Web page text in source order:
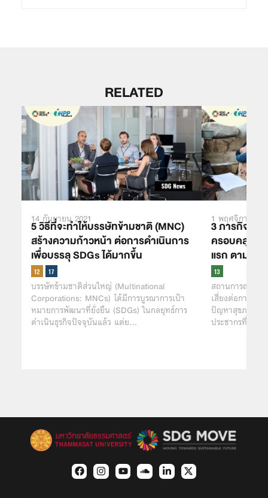
RELATED
14 กันยายน 2021
5 วิธีที่จะทำให้บรรษัทข้ามชาติ (MNC)
สร้างความก้าวหน้า ต่อการดำเนินการ
เพื่อบรรลุ SDGs ได้มากขึ้น
บรรษัทข้ามชาติส่วนใหญ่ (Multinational
Corporations: MNCs) ได้มีการบูรณาการเป้า
หมายการพัฒนาที่ยั่งยืน (SDGs) ในกลยุทธ์การ
ดำเนินธุรกิจปัจจุบันแล้ว แต่ย…
1 พฤศจิกายน
3 ภารกิจให้
ครอบคลุมที่
แรก ตามคำ
สถานการณ์โรค
เสี่ยงต่อการติด
ปัญหาสุขภาพจิต
ประชากรที่เปร